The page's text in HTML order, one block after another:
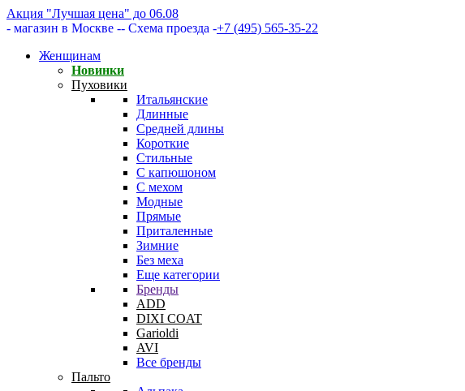
Акция "Лучшая цена" до 06.08
- магазин в Москве -- Схема проезда -+7 (495) 565-35-22
Женщинам
Новинки
Пуховики
Итальянские
Длинные
Средней длины
Короткие
Стильные
С капюшоном
С мехом
Модные
Прямые
Приталенные
Зимние
Без меха
Еще категории
Бренды
ADD
DIXI COAT
Garioldi
AVI
Все бренды
Пальто